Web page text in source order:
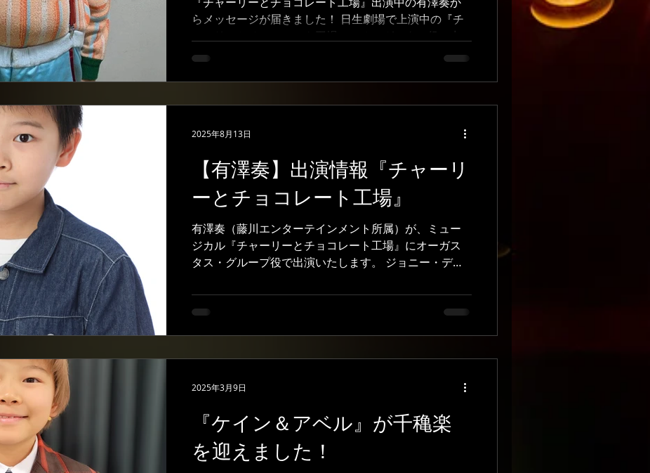
きりとできていなくて、あやふやな演技になっていま
した。それでも、ウォーリーさんは何度もアドバイス
をくれて、自分の中で人物像がだんだんはっ
らメッセージが届きました！ 日生劇場で上演中の『チ
ャーリーとチョコレート工場』。オーガスタス役で出
演中の有澤から、メッセージが届きました。 このミ
目の舞台となり、だんだんと舞台と勉強を両立するの
に慣れて来ました。 今回は、衣装で初めて着肉をつ
す！ キャストの皆さんもとても優しく、多くの方々に
さん新しい発見もあると思います。それを楽しみにし
つつ、舞台にも活かせればと思います。 学校でも舞台
でもたくさんの人と出会い、そこには難関が立ちはだ
かることもあるかもしれませんが、これからも元気に
努めてまいりますのでこれからもよろしくお願いしま
す！ 日生劇場での公演も折り返しを過ぎましたが、一
公演一公演を大切に、オーガスタスという人物を生き
いいたします！
【有澤奏】出演情報『チャーリ
ーとチョコレート工場』
有澤奏（藤川エンターテインメント所属）が、ミュー
ジカル『チャーリーとチョコレート工場』にオーガス
タス・グループ役で出演いたします。 ジョニー・デッ
続いてのキャストの皆さんも多い中、新しくカンパニ
ーに参加する有澤ですが、作品にか...
2025年8月13日
『ケイン＆アベル』が千穐楽
を迎えました！
2025年3月9日